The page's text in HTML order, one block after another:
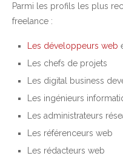
Parmi les profils les plus
freelance :
Les développeurs web
Les chefs de projets
Les digital business
Les ingénieurs
Les administrateurs
Les référenceurs web
Les rédacteurs web